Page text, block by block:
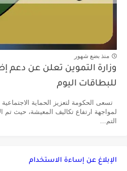
منذ بضع شهور
للبطاقات اليوم
تسعى الحكومة لتعزيز الحماية
لمواجهة ارتفاع تكاليف المعيشة، حيث تم
التم...
الإبلاغ عن إساءة الاستخدام